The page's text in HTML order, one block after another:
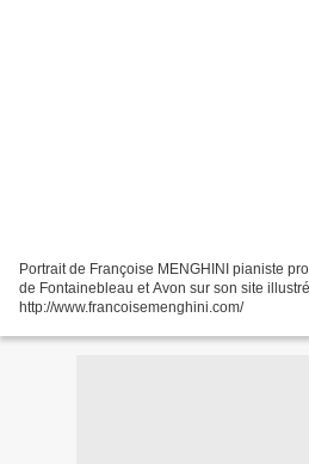
Portrait de Françoise MENGHINI pianiste
de Fontainebleau et Avon sur son site
http://www.francoisemenghini.com/